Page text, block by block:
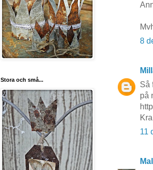
8
Så
på
11
Stora och små...